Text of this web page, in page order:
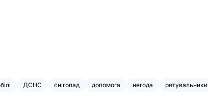
ДСНС снігопад допомога негода
рятувальники